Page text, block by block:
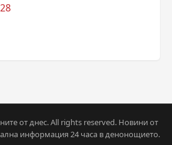
28
от днес. All rights reserved. Новини от
информация 24 часа в денонощието.